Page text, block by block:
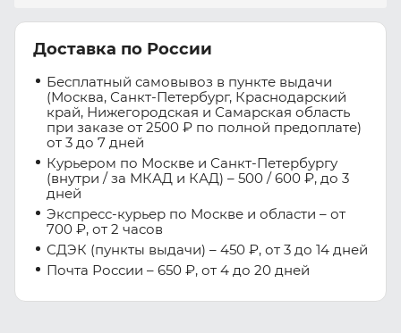
Доставка по России
Бесплатный самовывоз в пункте выдачи
(Москва, Санкт-Петербург, Краснодарский
край, Нижегородская и Самарская область
при заказе от 2500 ₽ по полной предоплате)
от 3 до 7 дней
Курьером по Москве и Санкт-Петербургу
(внутри / за МКАД и КАД) – 500 / 600 ₽, до 3
дней
Экспресс-курьер по Москве и области – от
700 ₽, от 2 часов
СДЭК (пункты выдачи) – 450 ₽, от 3 до 14 дней
Почта России – 650 ₽, от 4 до 20 дней